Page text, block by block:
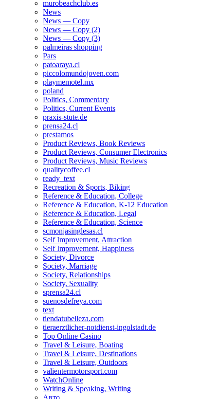
murobeachclub.es
News
News — Copy
News — Copy (2)
News — Copy (3)
palmeiras shopping
Pars
patoaraya.cl
piccolomundojoven.com
playmemotel.mx
poland
Politics, Commentary
Politics, Current Events
praxis-stute.de
prensa24.cl
prestamos
Product Reviews, Book Reviews
Product Reviews, Consumer Electronics
Product Reviews, Music Reviews
qualitycoffee.cl
ready_text
Recreation & Sports, Biking
Reference & Education, College
Reference & Education, K-12 Education
Reference & Education, Legal
Reference & Education, Science
scmonjasinglesas.cl
Self Improvement, Attraction
Self Improvement, Happiness
Society, Divorce
Society, Marriage
Society, Relationships
Society, Sexuality
sprensa24.cl
suenosdefreya.com
text
tiendatubelleza.com
tieraerztlicher-notdienst-ingolstadt.de
Top Online Casino
Travel & Leisure, Boating
Travel & Leisure, Destinations
Travel & Leisure, Outdoors
valientermotorsport.com
WatchOnline
Writing & Speaking, Writing
Авто